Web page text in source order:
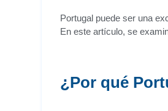
Portugal puede ser una
En este artículo, se
¿Por qué